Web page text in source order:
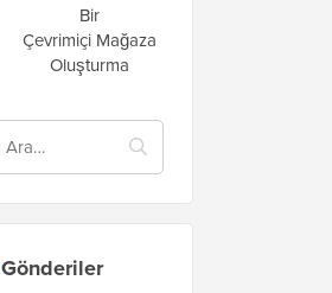
Bir
Çevrimiçi Mağaza
Oluşturma
Gönderiler